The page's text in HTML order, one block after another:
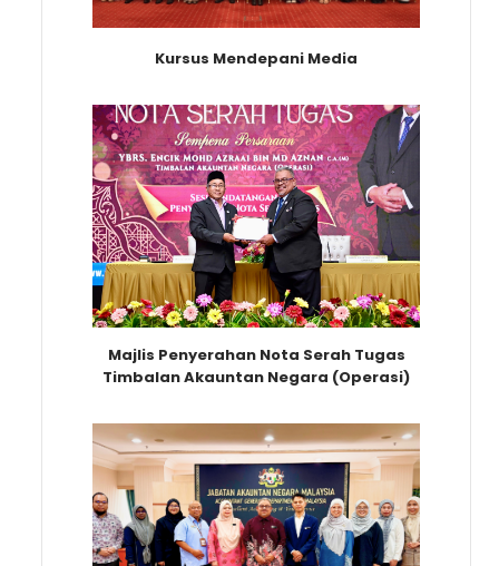
Kursus Mendepani Media
Majlis Penyerahan Nota Serah Tugas
Timbalan Akauntan Negara (Operasi)